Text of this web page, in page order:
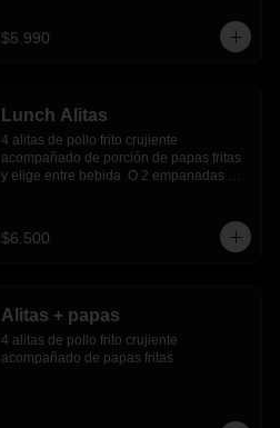
$5.990
Lunch Alitas
4 alitas de pollo frito crujiente
acompañado de porción de papas fritas
y elige entre bebida  O 2 empanadas
$6.500
Alitas + papas
4 alitas de pollo frito crujiente
acompañado de papas fritas